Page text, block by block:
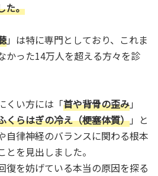
た。
」は特に専門としており、これま
かった14万人を超える方々を診
くい方には「首や背骨の歪み」
くらはぎの冷え（梗塞体質）」と
自律神経のバランスに関わる根本
を見出しました。
復を妨げている本当の原因を探る